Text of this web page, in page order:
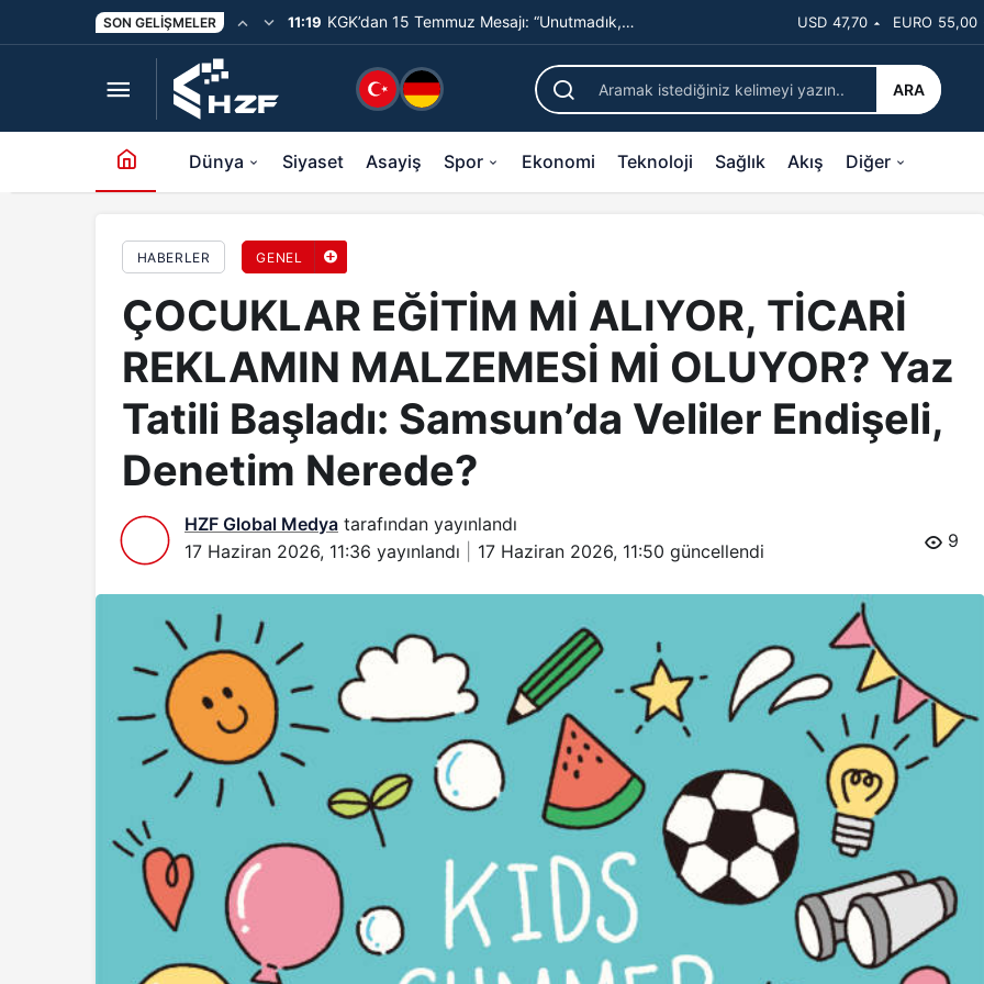
SON GELIŞMELER 11:19 KGK’dan 15 Temmuz Mesajı: “Unutmadık,
Unutturmayacağız”
USD 47,70 EURO 55,00
ARA
Dünya Siyaset Asayiş Spor Ekonomi Teknoloji Sağlık Akış Diğer
HABERLER GENEL
ÇOCUKLAR EĞİTİM Mİ ALIYOR, TİCARİ
REKLAMIN MALZEMESİ Mİ OLUYOR? Yaz
Tatili Başladı: Samsun’da Veliler Endişeli,
Denetim Nerede?
HZF Global Medya tarafından yayınlandı
17 Haziran 2026, 11:36 yayınlandı 17 Haziran 2026, 11:50 güncellendi 9
ÇOCUKLAR EĞİTİM Mİ ALIYOR, TİCARİ REKLAMIN MALZEMESİ Mİ OLUYOR? Yaz Tatili Başladı: